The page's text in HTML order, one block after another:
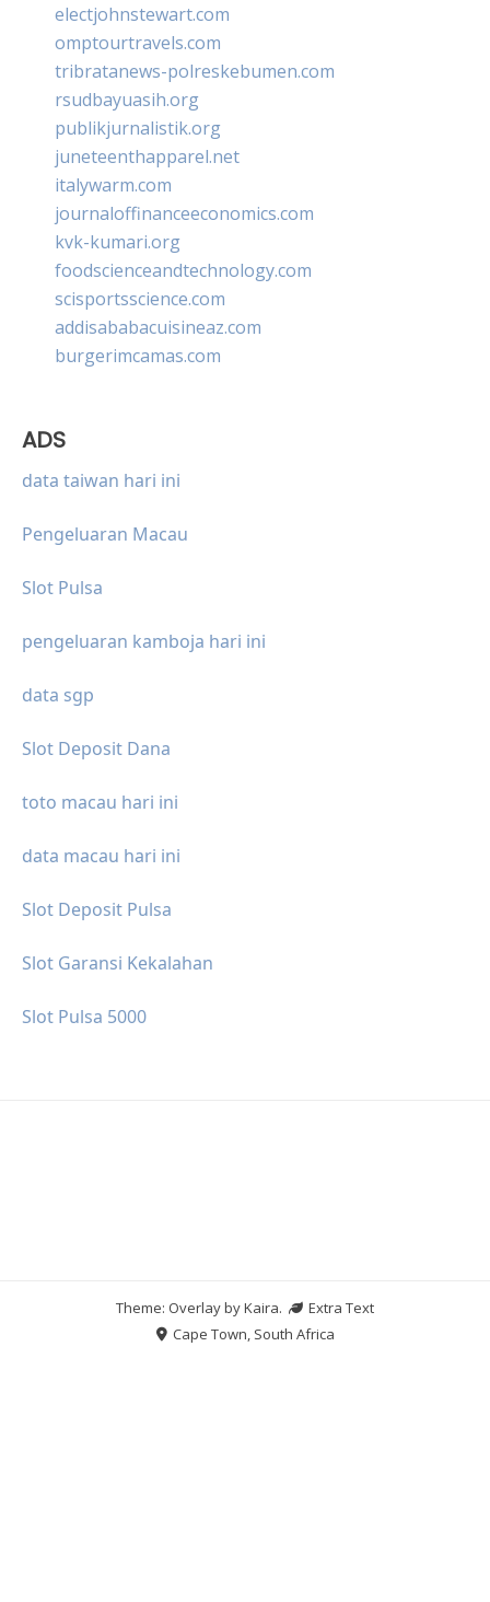
electjohnstewart.com
omptourtravels.com
tribratanews-polreskebumen.com
rsudbayuasih.org
publikjurnalistik.org
juneteenthapparel.net
italywarm.com
journaloffinanceeconomics.com
kvk-kumari.org
foodscienceandtechnology.com
scisportsscience.com
addisababacuisineaz.com
burgerimcamas.com
ADS
data taiwan hari ini
Pengeluaran Macau
Slot Pulsa
pengeluaran kamboja hari ini
data sgp
Slot Deposit Dana
toto macau hari ini
data macau hari ini
Slot Deposit Pulsa
Slot Garansi Kekalahan
Slot Pulsa 5000
Theme: Overlay byKaira.
Extra Text
Cape Town, South Africa